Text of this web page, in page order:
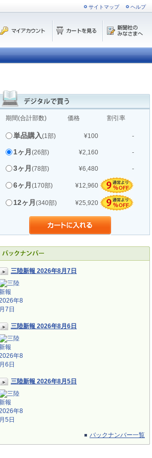
サイトマップ ヘルプ
期間(合計部数) 価格 割引率
単品購入(1部) ¥100 -
1ヶ月 (26部) ¥2,160 -
3ヶ月 (78部) ¥6,480 -
6ヶ月 (170部) ¥12,960
12ヶ月 (340部) ¥25,920
三陸新報 2026年8月7日
三陸新報 2026年8月6日
三陸新報 2026年8月5日
バックナンバー一覧